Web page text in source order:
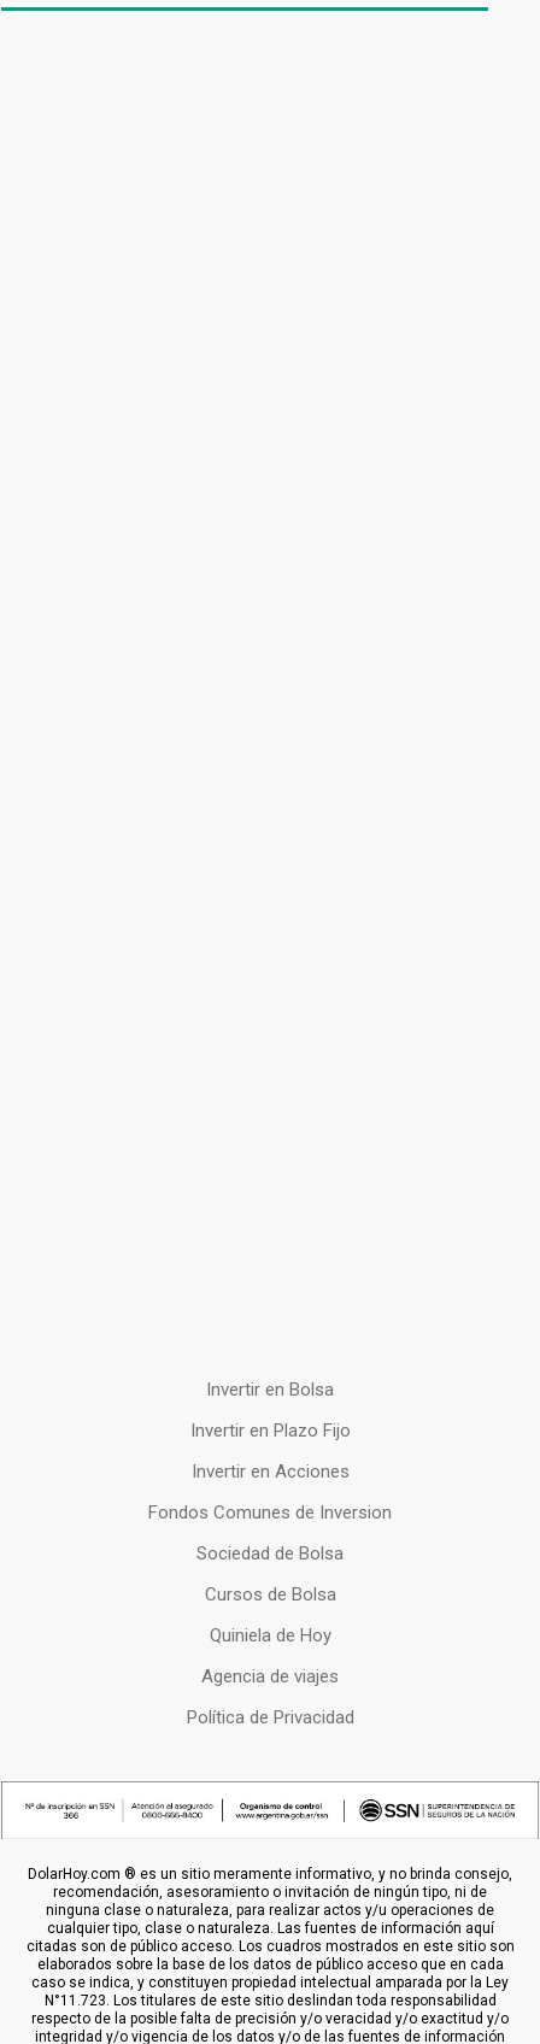
Invertir en Bolsa
Invertir en Plazo Fijo
Invertir en Acciones
Fondos Comunes de Inversion
Sociedad de Bolsa
Cursos de Bolsa
Quiniela de Hoy
Agencia de viajes
Política de Privacidad
DolarHoy.com ® es un sitio meramente informativo, y no brinda consejo,
recomendación, asesoramiento o invitación de ningún tipo, ni de
ninguna clase o naturaleza, para realizar actos y/u operaciones de
cualquier tipo, clase o naturaleza. Las fuentes de información aquí
citadas son de público acceso. Los cuadros mostrados en este sitio son
elaborados sobre la base de los datos de público acceso que en cada
caso se indica, y constituyen propiedad intelectual amparada por la Ley
N°11.723. Los titulares de este sitio deslindan toda responsabilidad
respecto de la posible falta de precisión y/o veracidad y/o exactitud y/o
integridad y/o vigencia de los datos y/o de las fuentes de información